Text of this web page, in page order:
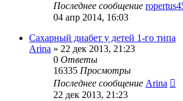
Последнее сообщение
04 апр 2014, 16:03
Сахарный диабет у детей 1-го типа
Arina » 22 дек 2013, 21:23
0 Ответы
16335 Просмотры
Последнее сообщение Arina
22 дек 2013, 21:23